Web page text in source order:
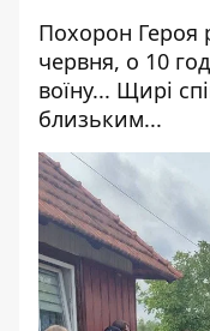
Похорон Героя
червня, о 10
воїну... Щирі
близьким...